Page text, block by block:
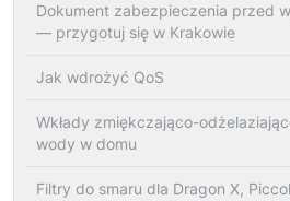
Dokument zabezpieczenia przed
— przygotuj się w Krakowie
Jak wdrożyć QoS
Wkłady zmiękczająco-
wody w domu
Filtry do smaru dla Dragon X,